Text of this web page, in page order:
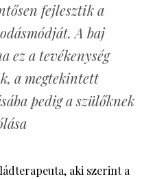
fejlesztik a
A baj
ez a tevékenység
a megtekintett
pedig a szülőknek
aki szerint a